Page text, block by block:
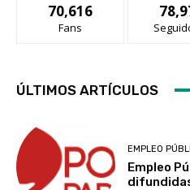
70,616
Fans
ÚLTIMOS ARTÍCULOS
EMPLEO
Empleo